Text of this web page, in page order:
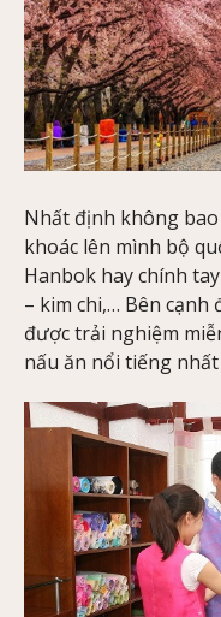
Nhất định không
khoác lên mình bộ
Hanbok hay chính
– kim chi,… Bên cạnh
được trải nghiệm
nấu ăn nổi tiếng nhất